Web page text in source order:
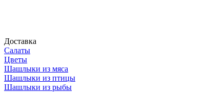
Доставка
Салаты
Цветы
Шашлыки из мяса
Шашлыки из птицы
Шашлыки из рыбы